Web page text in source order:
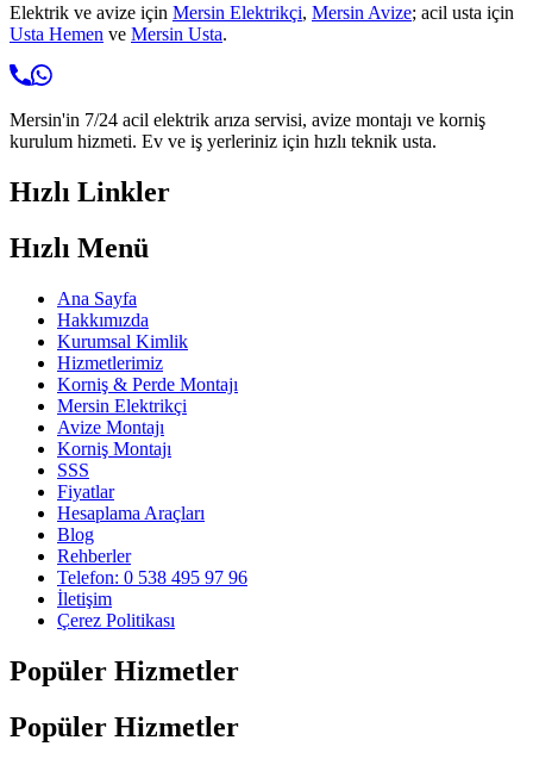
Elektrik ve avize için Mersin Elektrikçi, Mersin Avize; acil usta için
Usta Hemen ve Mersin Usta.
Mersin'in 7/24 acil elektrik arıza servisi, avize montajı ve korniş
kurulum hizmeti. Ev ve iş yerleriniz için hızlı teknik usta.
Hızlı Linkler
Hızlı Menü
Ana Sayfa
Hakkımızda
Kurumsal Kimlik
Hizmetlerimiz
Korniş & Perde Montajı
Mersin Elektrikçi
Avize Montajı
Korniş Montajı
SSS
Fiyatlar
Hesaplama Araçları
Blog
Rehberler
Telefon: 0 538 495 97 96
İletişim
Çerez Politikası
Popüler Hizmetler
Popüler Hizmetler